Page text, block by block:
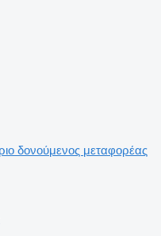
δονούμενος μεταφορέας